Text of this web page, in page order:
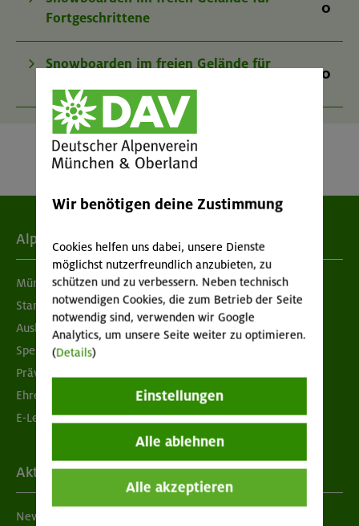
Fortgeschrittene
0
Snowboarden im freien Gelände für
0
Alpenverein
München & Oberland
Standorte
Ausbildung & Jobs
Spenden
Prävention sexualisierter Gewalt
Ehrenamtsbörse
E-Learning
Aktuelles
Newsletter
Wir benötigen deine Zustimmung
Cookies helfen uns dabei, unsere Dienste
möglichst nutzerfreundlich anzubieten, zu
schützen und zu verbessern. Neben technisch
notwendigen Cookies, die zum Betrieb der Seite
notwendig sind, verwenden wir Google
Analytics, um unsere Seite weiter zu optimieren.
(Details)
Einstellungen
Alle ablehnen
Alle akzeptieren